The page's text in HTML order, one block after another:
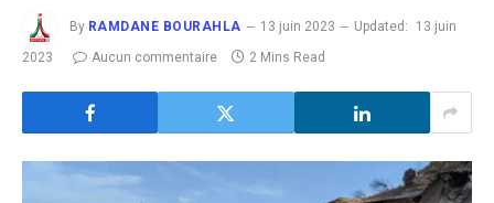
By RAMDANE BOURAHLA 13 juin 2023 Updated:
13 juin
2023
Aucun commentaire 2 Mins Read